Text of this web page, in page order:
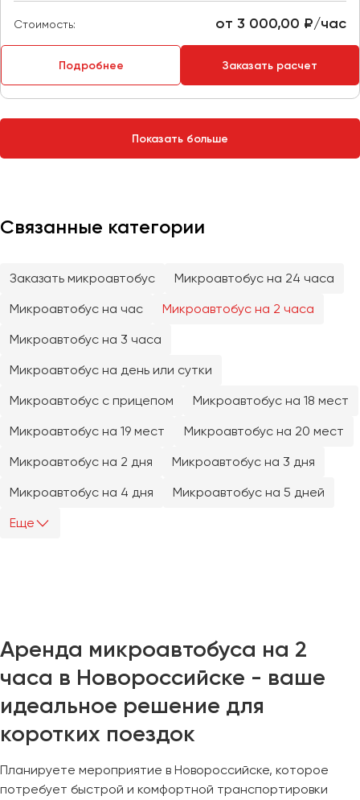
Стоимость: от 3 000,00 ₽/час
Подробнее Заказать расчет
Показать больше
Связанные категории
Заказать микроавтобус
Микроавтобус на 24 часа
Микроавтобус на час
Микроавтобус на 2 часа
Микроавтобус на 3 часа
Микроавтобус на день или сутки
Микроавтобус с прицепом
Микроавтобус на 18 мест
Микроавтобус на 19 мест
Микроавтобус на 20 мест
Микроавтобус на 2 дня
Микроавтобус на 3 дня
Микроавтобус на 4 дня
Микроавтобус на 5 дней
Еще
Аренда микроавтобуса на 2
часа в Новороссийске - ваше
идеальное решение для
коротких поездок
Планируете мероприятие в Новороссийске, которое
потребует быстрой и комфортной транспортировки
Тверь
Томск
Уфа
Хабаровск
Чебоксары
Челябинск
Якутск
Ярославль